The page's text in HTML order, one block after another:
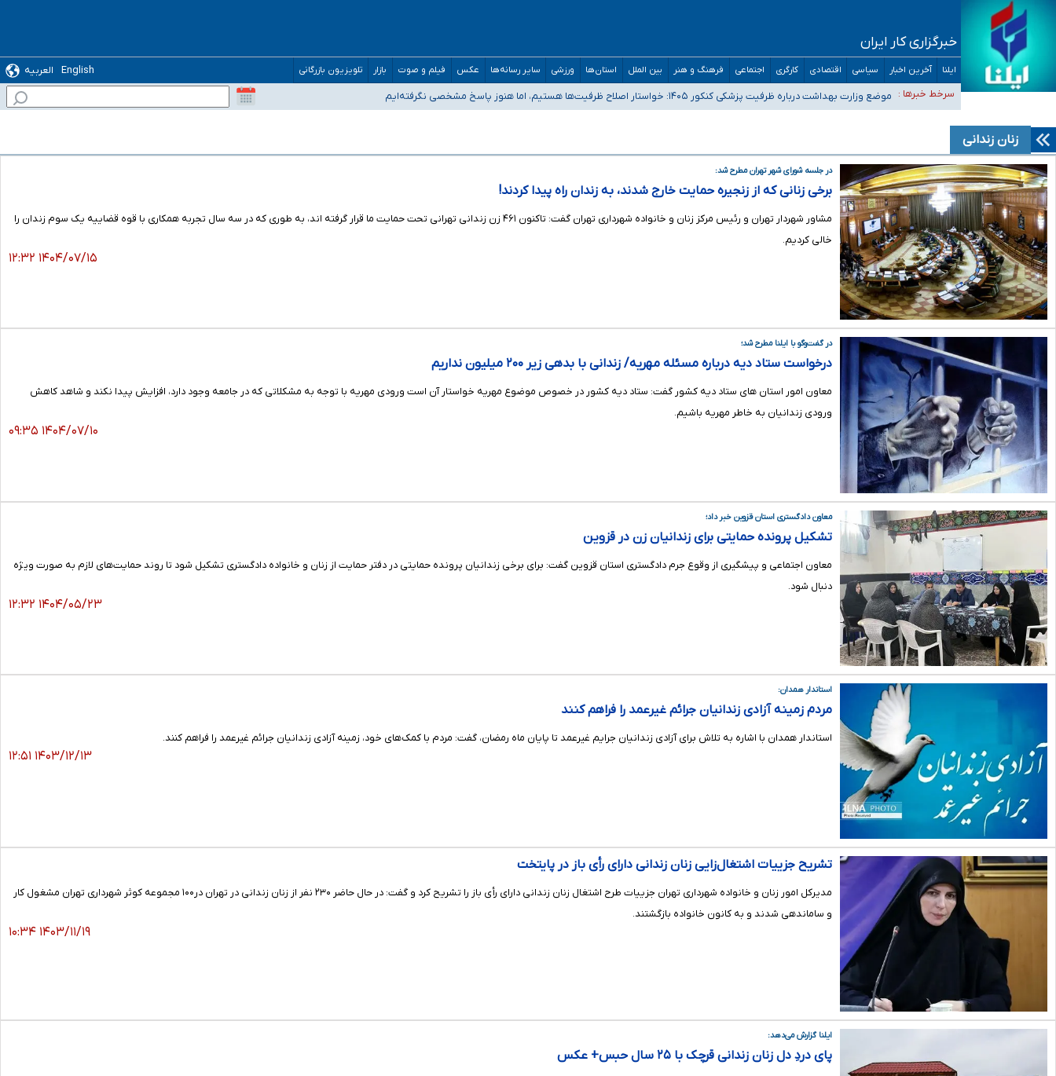
خبرگزاری کار ایران
ایلنا آخرین اخبار سیاسی اقتصادی کارگری اجتماعی فرهنگ و هنر بین الملل استان‌ها ورزشی سایر رسانه‌ها عکس فیلم و صوت بازار تلویزیون بازرگانی English
العربیه
سرخط خبرها :
۴۰ تا ۵۰ روز گرمای نسبی در پیش داریم/ دمای تهران به ۳۸ درجه می‌رسد
موضع وزارت بهداشت درباره ظرفیت پزشکی کنکور ۱۴۰۵: خواستار اصلاح ظرفیت‌ها هستیم، اما هنوز پاسخ مشخصی نگرفته‌ایم
آخرین وضعیت شیوع عفونت‌های تنفسی در کشور/ خوزستان و کرمان بالاتر از آستانه هشدار
زنان زندانی
در جلسه شورای شهر تهران مطرح شد:
برخی زنانی که از زنجیره حمایت خارج شدند، به زندان راه‌ پیدا کردند!
مشاور شهردار تهران و رئیس مرکز زنان و خانواده شهرداری تهران گفت: تاکنون ۴۶۱ زن زندانی تهرانی تحت حمایت ما قرار گرفته اند، به طوری که در سه سال تجربه همکاری با قوه قضاییه یک سوم زندان را
خالی کردیم.
۱۴۰۴/۰۷/۱۵ ۱۲:۳۲
در گفت‌وگو با ایلنا مطرح شد؛
درخواست ستاد دیه درباره مسئله مهریه/ زندانی با بدهی زیر ۲۰۰ میلیون نداریم
معاون امور استان های ستاد دیه کشور گفت: ستاد دیه کشور در خصوص موضوع مهریه خواستار آن است ورودی مهریه با توجه به مشکلاتی که در جامعه وجود دارد، افزایش پیدا نکند و شاهد کاهش
ورودی زندانیان به خاطر مهریه باشیم.
۱۴۰۴/۰۷/۱۰ ۰۹:۳۵
معاون دادگستری استان قزوین خبر داد؛
تشکیل پرونده حمایتی برای زندانیان زن در قزوین
معاون اجتماعی و پیشگیری از وقوع جرم دادگستری استان قزوین گفت: برای برخی زندانیان پرونده حمایتی در دفتر حمایت از زنان و خانواده دادگستری تشکیل شود تا روند حمایت‌های لازم به صورت ویژه
دنبال شود.
۱۴۰۴/۰۵/۲۳ ۱۲:۳۲
استاندار همدان:
مردم زمینه آزادی زندانیان جرائم غیرعمد را فراهم کنند
استاندار همدان با اشاره به تلاش برای آزادی زندانیان جرایم غیرعمد تا پایان ماه رمضان، گفت: مردم با کمک‌های خود، زمینه آزادی زندانیان جرائم غیرعمد را فراهم کنند.
۱۴۰۳/۱۲/۱۳ ۱۲:۵۱
تشریح جزییات اشتغال‌زایی زنان زندانی دارای رأی باز در پایتخت
مدیرکل امور زنان و خانواده شهرداری تهران جزییات طرح اشتغال زنان زندانی دارای رأی باز را تشریح کرد و گفت: در حال حاضر ۲۳۰ نفر از زنان زندانی در تهران در۱۰۰ مجموعه کوثر شهرداری تهران مشغول کار
و ساماندهی شدند و به کانون خانواده بازگشتند.
۱۴۰۳/۱۱/۱۹ ۱۰:۳۴
ایلنا گزارش می‌دهد:
پای دردِ دل زنان زندانی قرچک با ۲۵ سال حبس+ عکس